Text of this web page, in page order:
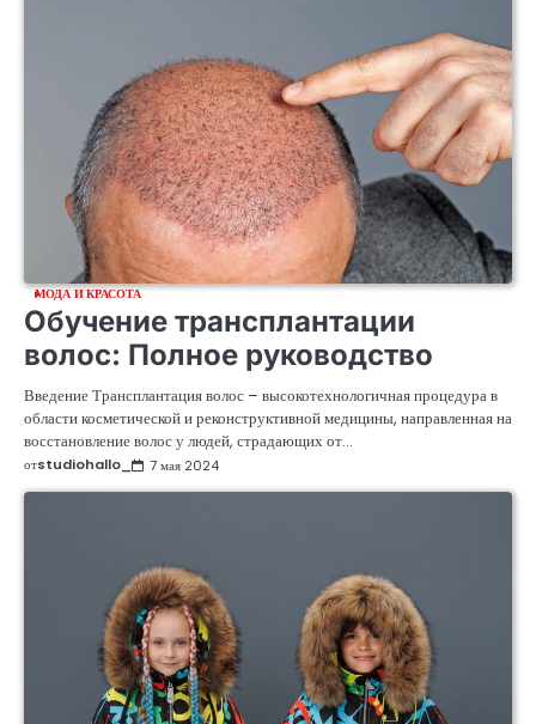
МОДА И КРАСОТА
Обучение трансплантации
волос: Полное руководство
Введение Трансплантация волос – высокотехнологичная процедура в
области косметической и реконструктивной медицины, направленная на
восстановление волос у людей, страдающих от…
отstudiohallo_ 7 мая 2024